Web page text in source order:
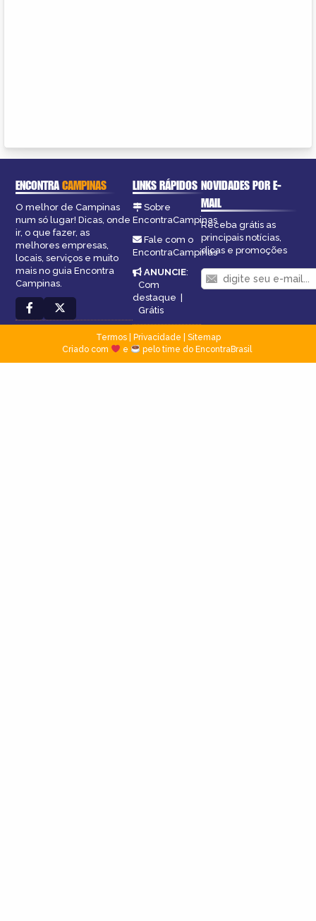
ENCONTRACAMPINAS
O melhor de Campinas
num só lugar! Dicas, onde
ir, o que fazer, as
melhores empresas,
locais, serviços e muito
mais no guia Encontra
Campinas.
LINKS RÁPIDOS
Sobre
EncontraCampinas
Fale com o
EncontraCampinas
ANUNCIE:
Com
destaque |
Grátis
NOVIDADES POR E-
MAIL
Receba grátis as
principais notícias,
dicas e promoções
Termos| Privacidade
Sitemap
Criado com
e pelo time do EncontraBrasil